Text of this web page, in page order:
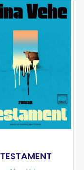
TESTAMENT